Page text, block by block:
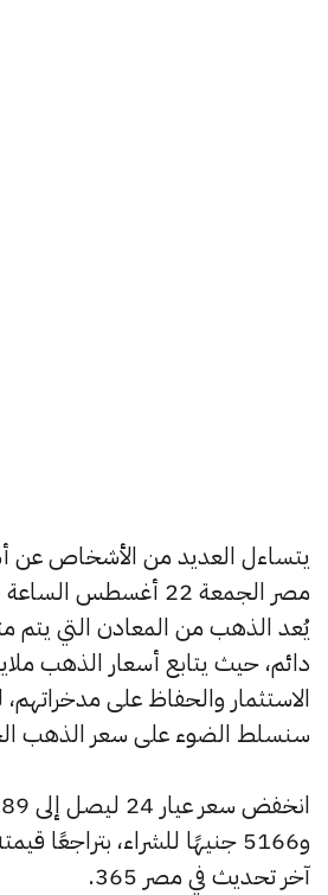
يتساءل العديد من الأشخاص عن
يُعد الذهب من المعادن التي يتم
دائم، حيث يتابع أسعار الذهب
الاستثمار والحفاظ على
سنسلط الضوء على سعر الذهب
آخر تحديث في مصر 365.